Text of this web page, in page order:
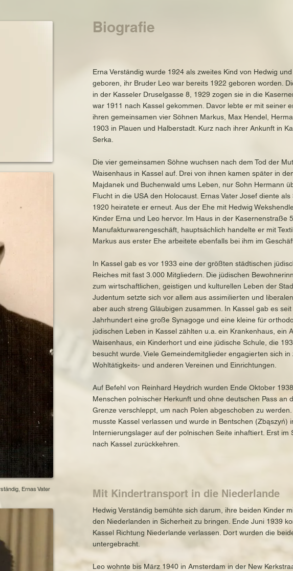
Sachsen, Deutschland
im Konzentrationslager Buchenwald
Halberstadt, Sachsen, Deutschland
Ernas Vater
Biografie
Erna Verständig wurde 1924 als zweites Kind von Hedwig
geboren, ihr Bruder Leo war bereits 1922 geboren worden.
in der Kasseler Druselgasse 8, 1929 zogen sie in die
war 1911 nach Kassel gekommen. Davor lebte er mit seiner
ihren gemeinsamen vier Söhnen Markus, Max Hendel,
1903 in Plauen und Halberstadt. Kurz nach ihrer Ankunft in
Serka.
Die vier gemeinsamen Söhne wuchsen nach dem Tod der
Waisenhaus in Kassel auf. Drei von ihnen kamen später in
Majdanek und Buchenwald ums Leben, nur Sohn Hermann
Flucht in die USA den Holocaust. Ernas Vater Josef diente als
1920 heiratete er erneut. Aus der Ehe mit Hedwig
Kinder Erna und Leo hervor. Im Haus in der Kasernenstraße
Manufakturwarengeschäft, hauptsächlich handelte er mit
Markus aus erster Ehe arbeitete ebenfalls bei ihm im
In Kassel gab es vor 1933 eine der größten städtischen
Reiches mit fast 3.000 Mitgliedern. Die jüdischen
zum wirtschaftlichen, geistigen und kulturellen Leben der
Judentum setzte sich vor allem aus assimilierten und
aber auch streng Gläubigen zusammen. In Kassel gab es seit
Jahrhundert eine große Synagoge und eine kleine für
jüdischen Leben in Kassel zählten u.a. ein Krankenhaus, ein
Waisenhaus, ein Kinderhort und eine jüdische Schule, die
besucht wurde. Viele Gemeindemitglieder engagierten sich in
Wohltätigkeits- und anderen Vereinen und Einrichtungen.
Auf Befehl von Reinhard Heydrich wurden Ende Oktober
Menschen polnischer Herkunft und ohne deutschen Pass an
Grenze verschleppt, um nach Polen abgeschoben zu
musste Kassel verlassen und wurde in Bentschen (Zbąszyń)
Internierungslager auf der polnischen Seite inhaftiert. Erst im
nach Kassel zurückkehren.
Mit Kindertransport in die Niederlande
Hedwig Verständig bemühte sich darum, ihre beiden Kinder
den Niederlanden in Sicherheit zu bringen. Ende Juni 1939
Kassel Richtung Niederlande verlassen. Dort wurden die
untergebracht.
Leo wohnte bis März 1940 in Amsterdam in der New